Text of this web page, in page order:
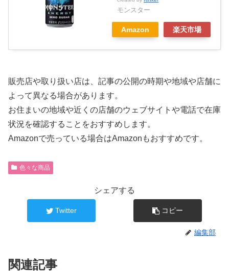
モンスター
Amazon 楽天市場
販売店や取り扱い店は、記事の公開の時期や地域や店舗に
よって異なる場合があります。
お住まいの地域や近くの店舗のウェブサイトや電話で在庫
状況を確認することをおすすめします。
Amazonで売っている場合はAmazonもおすすめです。
色々な商品
シェアする
Twitter コピー
編集部
関連記事